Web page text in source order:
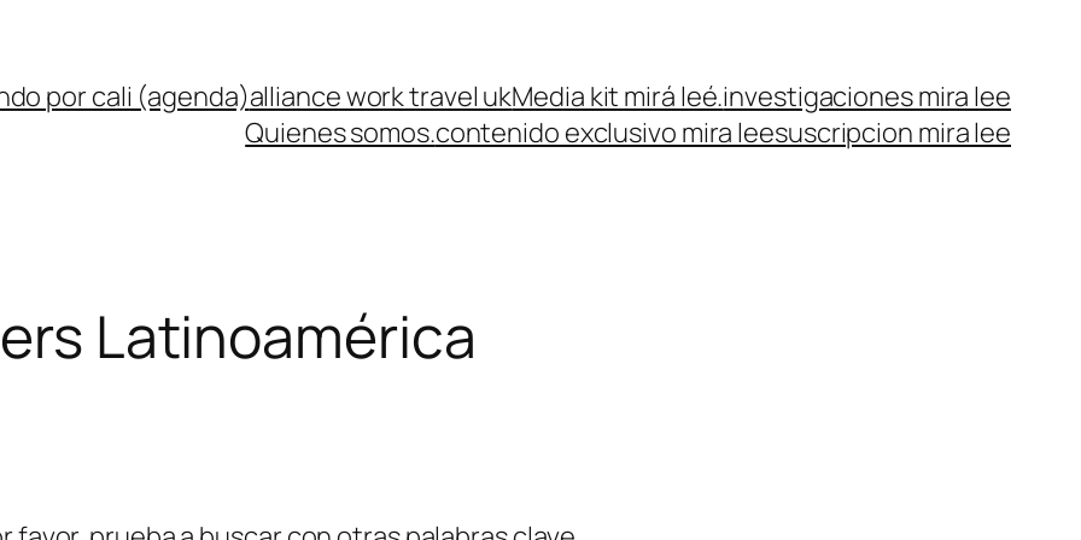
por cali (agenda)alliance work travel ukMedia kit mirá leé.investigaciones mira lee
Quienes somos.contenido exclusivo mira leesuscripcion mira lee
Latinoamérica